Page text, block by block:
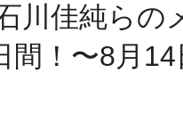
川佳純らの
！〜8月14